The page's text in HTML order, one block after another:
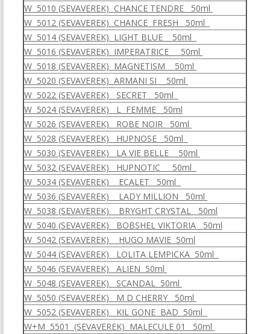
W 5010 (SEVAVEREK) CHANCE TENDRE 50ml
W 5012 (SEVAVEREK) CHANCE FRESH 50ml
W 5014 (SEVAVEREK) LIGHT BLUE 50ml
W 5016 (SEVAVEREK) IMPERATRICE 50ml
W 5018 (SEVAVEREK) MAGNETISM 50ml
W 5020 (SEVAVEREK) ARMANI SI 50ml
W 5022 (SEVAVEREK) SECRET 50ml
W 5024 (SEVAVEREK) L FEMME 50ml
W 5026 (SEVAVEREK) ROBE NOIR 50ml
W 5028 (SEVAVEREK) HUPNOSE 50ml
W 5030 (SEVAVEREK) LA VIE BELLE 50ml
W 5032 (SEVAVEREK) HUPNOTIC 50ml
W 5034 (SEVAVEREK) ECALET 50ml
W 5036 (SEVAVEREK) LADY MILLION 50ml
W 5038 (SEVAVEREK) BRYGHT CRYSTAL 50ml
W 5040 (SEVAVEREK) BOBSHEL VIKTORIA 50ml
W 5042 (SEVAVEREK) HUGO MAVIE 50ml
W 5044 (SEVAVEREK) LOLITA LEMPICKA 50ml
W 5046 (SEVAVEREK) ALIEN 50ml
W 5048 (SEVAVEREK) SCANDAL 50ml
W 5050 (SEVAVEREK) M D CHERRY 50ml
W 5052 (SEVAVEREK) KIL GONE BAD 50ml
W+M 5501 (SEVAVEREK) MALECULE 01 50ml